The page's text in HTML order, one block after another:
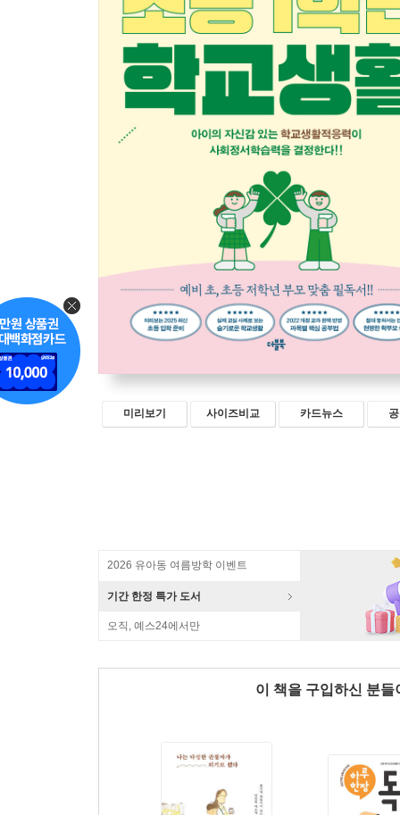
미리보기 사이즈비교 카드뉴스
2026 유아동 여름방학 이벤트
기간 한정 특가 도서
오직, 예스24에서만
이 책을 구입하신 분